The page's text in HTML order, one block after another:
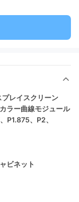
レイスクリーン
ラー曲線モジュール
P1.875、P2、
ビネット